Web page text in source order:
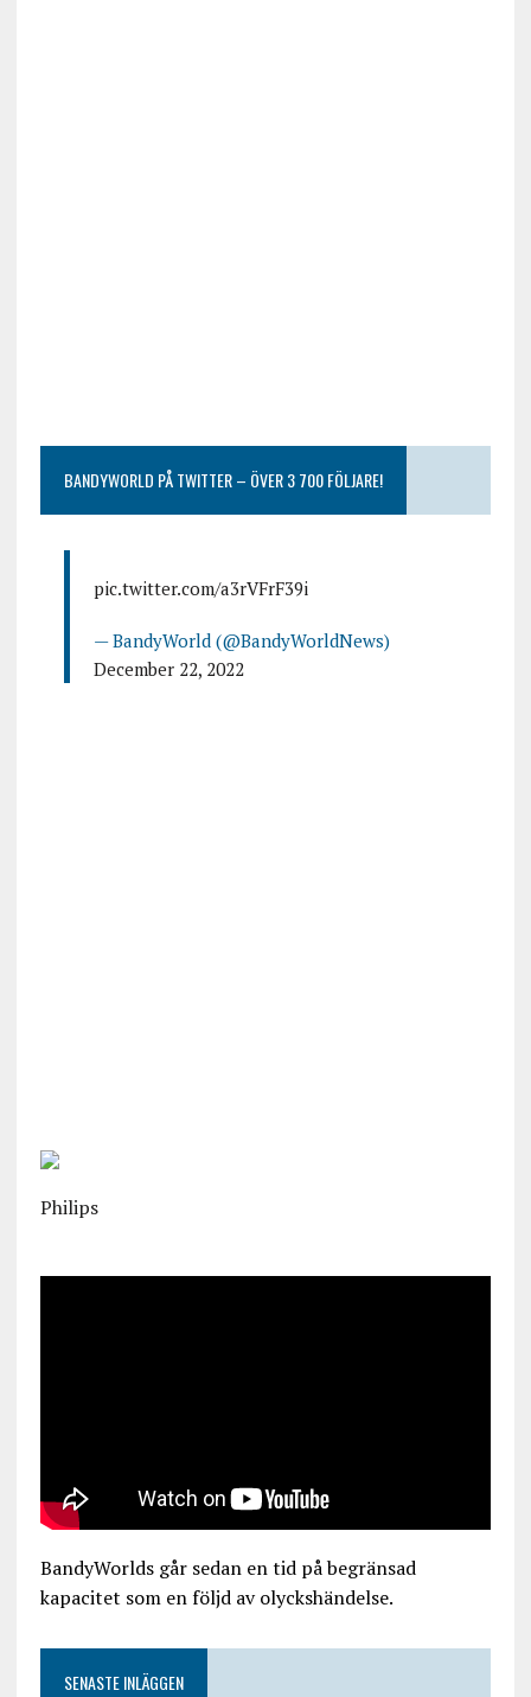
BANDYWORLD PÅ TWITTER – ÖVER 3 700 FÖLJARE!
pic.twitter.com/a3rVFrF39i
— BandyWorld (@BandyWorldNews)
December 22, 2022
Philips
BandyWorlds går sedan en tid på begränsad
kapacitet som en följd av olyckshändelse.
SENASTE INLÄGGEN